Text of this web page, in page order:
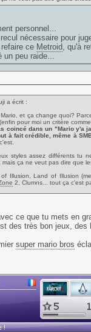
personnel...
nécessaire pour
ce Metroid, qu'à
un peu raide...
a écrit :
et ça change quoi?
pour moi un critère
coincé dans un "Mario y'a
à fait crédible, même à
styles assez différents tu
mais ça ne veut pas dire que
Illusion, Land of Illusion
2, Clumns... tout ça c'est
une Master System
tu prends quand
ce que tu mets en
des très bon jeux,
super mario bros